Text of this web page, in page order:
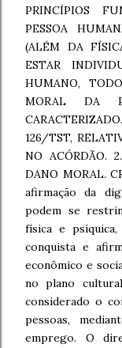
PRINCÍPIOS
PESSOA
(ALÉM DA
ESTAR
HUMANO,
MORAL DA
126/TST,
NO ACÓRDÃO.
DANO MORAL.
afirmação da
podem se
física e psíquica,
conquista e
econômico e
no plano
considerado o
pessoas,
emprego. O